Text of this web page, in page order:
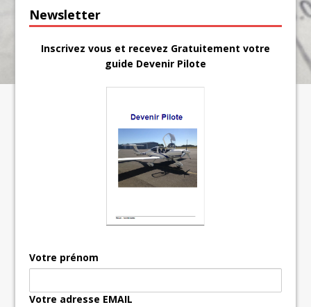
Newsletter
Inscrivez vous et recevez Gratuitement votre
guide Devenir Pilote
Votre prénom
Votre adresse EMAIL